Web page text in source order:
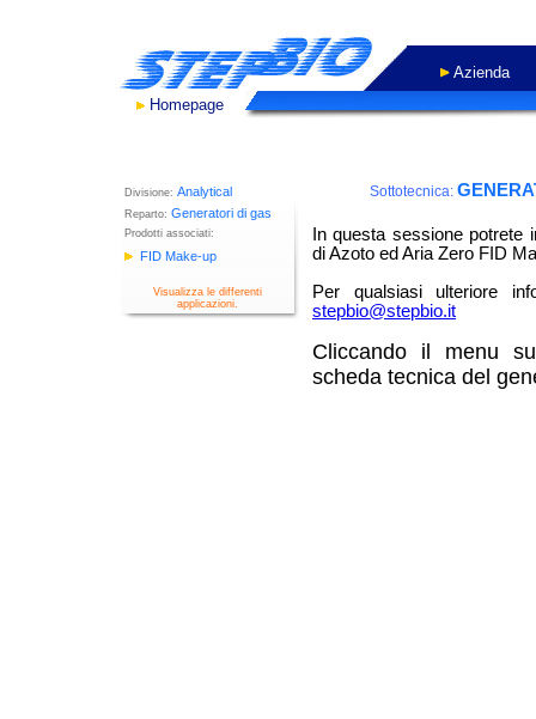
Azienda
Homepage
Divisione: Analytical
Reparto: Generatori di gas
Prodotti associati:
FID Make-up
Visualizza le differenti
applicazioni.
Sottotecnica:
In questa sessione potrete
di Azoto ed Aria Zero FID
Per qualsiasi ulteriore
stepbio@stepbio.it
Cliccando il menu
scheda tecnica del